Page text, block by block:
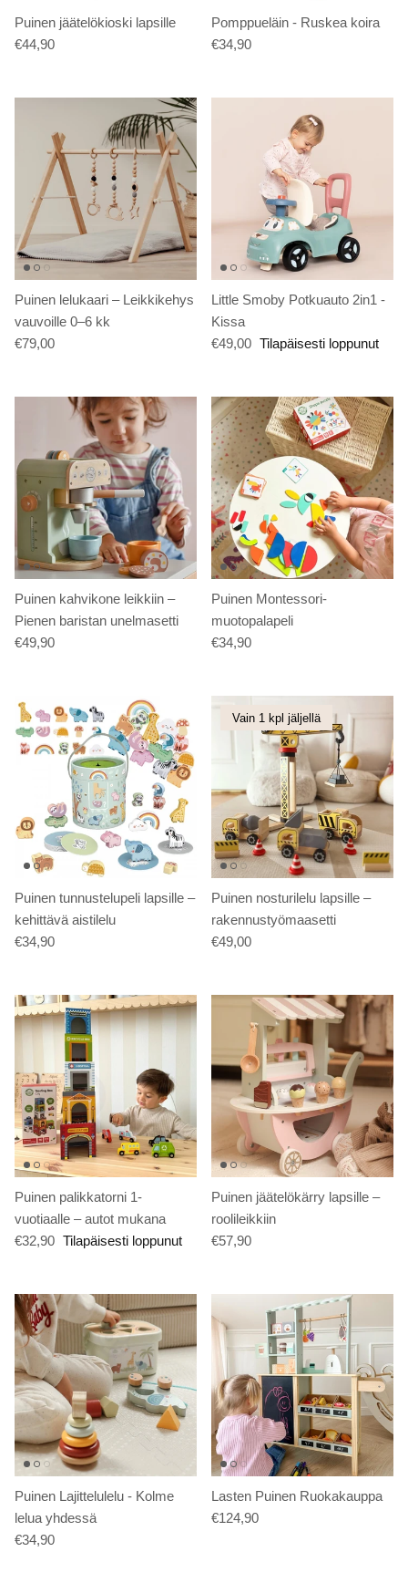
Puinen jäätelökioski lapsille
€44,90
Pomppueläin - Ruskea koira
€34,90
Puinen lelukaari – Leikkikehys
vauvoille 0–6 kk
€79,00
Little Smoby Potkuauto 2in1 -
Kissa
€49,00 Tilapäisesti loppunut
Puinen kahvikone leikkiin –
Pienen baristan unelmasetti
€49,90
Puinen Montessori-
muotopalapeli
€34,90
Puinen tunnustelupeli lapsille –
kehittävä aistilelu
€34,90
Vain 1 kpl jäljellä
Puinen nosturilelu lapsille –
rakennustyömaasetti
€49,00
Puinen palikkatorni 1-
vuotiaalle – autot mukana
€32,90 Tilapäisesti loppunut
Puinen jäätelökärry lapsille –
roolileikkiin
€57,90
Puinen Lajittelulelu - Kolme
lelua yhdessä
€34,90
Lasten Puinen Ruokakauppa
€124,90